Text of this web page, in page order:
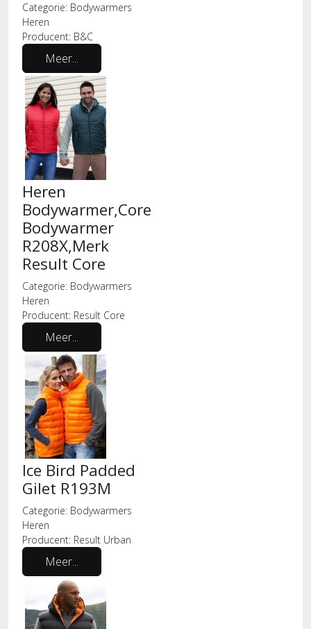
Categorie: Bodywarmers
Heren
Producent: B&C
Meer...
Heren
Bodywarmer,Core
Bodywarmer
R208X,Merk
Result Core
Categorie: Bodywarmers
Heren
Producent: Result Core
Meer...
Ice Bird Padded
Gilet R193M
Categorie: Bodywarmers
Heren
Producent: Result Urban
Meer...